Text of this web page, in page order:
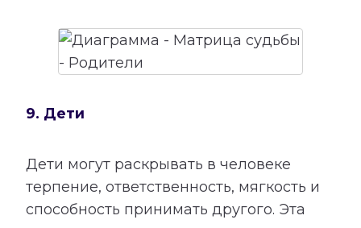
9. Дети
Дети могут раскрывать в человеке
терпение, ответственность, мягкость и
способность принимать другого. Эта